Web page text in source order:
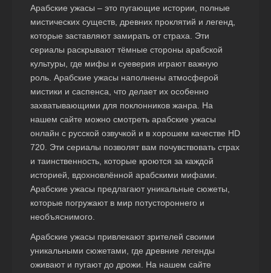
Арабские ужасы – это пугающие истории, полные
мистических существ, древних проклятий и легенд,
которые заставляют замирать от страха. Эти
сериалы раскрывают тёмные стороны арабской
культуры, где мифы и суеверия играют важную
роль. Арабские ужасы наполнены атмосферой
мистики и саспенса, что делает их особенно
захватывающими для поклонников жанра. На
нашем сайте можно смотреть арабские ужасы
онлайн с русской озвучкой и в хорошем качестве HD
720. Эти сериалы позволят вам почувствовать страх
и таинственность, которые кроются за каждой
историей, вдохновлённой арабскими мифами.
Арабские ужасы предлагают уникальные сюжеты,
которые погружают в мир потустороннего и
необъяснимого.
Арабские ужасы привлекают зрителей своими
уникальными сюжетами, где древние легенды
оживают и пугают до дрожи. На нашем сайте